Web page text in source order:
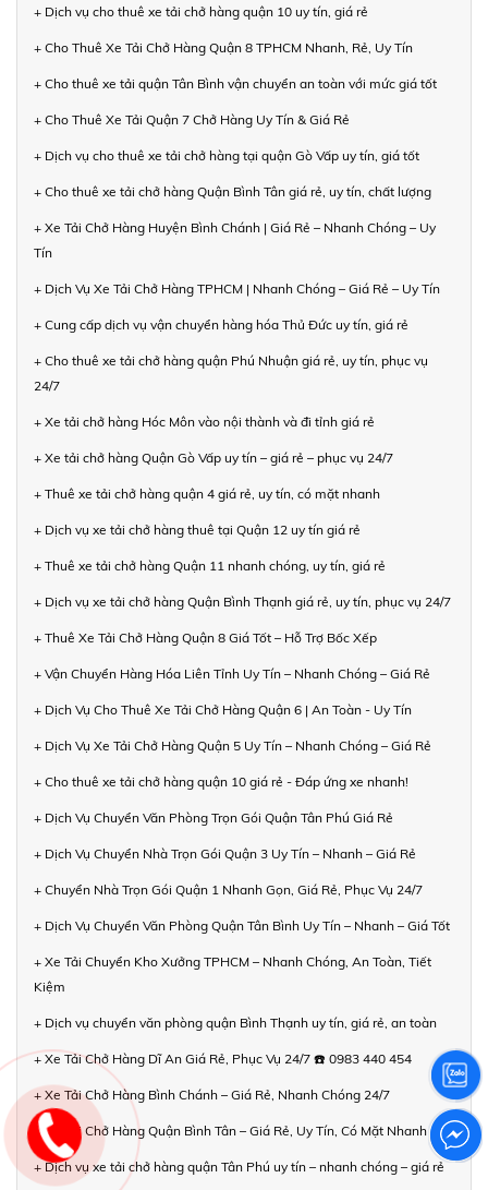
+ Dịch vụ cho thuê xe tải chở hàng quận 10 uy tín, giá rẻ
+ Cho Thuê Xe Tải Chở Hàng Quận 8 TPHCM Nhanh, Rẻ, Uy Tín
+ Cho thuê xe tải quận Tân Bình vận chuyển an toàn với mức giá tốt
+ Cho Thuê Xe Tải Quận 7 Chở Hàng Uy Tín & Giá Rẻ
+ Dịch vụ cho thuê xe tải chở hàng tại quận Gò Vấp uy tín, giá tốt
+ Cho thuê xe tải chở hàng Quận Bình Tân giá rẻ, uy tín, chất lượng
+ Xe Tải Chở Hàng Huyện Bình Chánh | Giá Rẻ – Nhanh Chóng – Uy
Tín
+ Dịch Vụ Xe Tải Chở Hàng TPHCM | Nhanh Chóng – Giá Rẻ – Uy Tín
+ Cung cấp dịch vụ vận chuyển hàng hóa Thủ Đức uy tín, giá rẻ
+ Cho thuê xe tải chở hàng quận Phú Nhuận giá rẻ, uy tín, phục vụ
24/7
+ Xe tải chở hàng Hóc Môn vào nội thành và đi tỉnh giá rẻ
+ Xe tải chở hàng Quận Gò Vấp uy tín – giá rẻ – phục vụ 24/7
+ Thuê xe tải chở hàng quận 4 giá rẻ, uy tín, có mặt nhanh
+ Dịch vụ xe tải chở hàng thuê tại Quận 12 uy tín giá rẻ
+ Thuê xe tải chở hàng Quận 11 nhanh chóng, uy tín, giá rẻ
+ Dịch vụ xe tải chở hàng Quận Bình Thạnh giá rẻ, uy tín, phục vụ 24/7
+ Thuê Xe Tải Chở Hàng Quận 8 Giá Tốt – Hỗ Trợ Bốc Xếp
+ Vận Chuyển Hàng Hóa Liên Tỉnh Uy Tín – Nhanh Chóng – Giá Rẻ
+ Dịch Vụ Cho Thuê Xe Tải Chở Hàng Quận 6 | An Toàn - Uy Tín
+ Dịch Vụ Xe Tải Chở Hàng Quận 5 Uy Tín – Nhanh Chóng – Giá Rẻ
+ Cho thuê xe tải chở hàng quận 10 giá rẻ - Đáp ứng xe nhanh!
+ Dịch Vụ Chuyển Văn Phòng Trọn Gói Quận Tân Phú Giá Rẻ
+ Dịch Vụ Chuyển Nhà Trọn Gói Quận 3 Uy Tín – Nhanh – Giá Rẻ
+ Chuyển Nhà Trọn Gói Quận 1 Nhanh Gọn, Giá Rẻ, Phục Vụ 24/7
+ Dịch Vụ Chuyển Văn Phòng Quận Tân Bình Uy Tín – Nhanh – Giá Tốt
+ Xe Tải Chuyển Kho Xưởng TPHCM – Nhanh Chóng, An Toàn, Tiết
Kiệm
+ Dịch vụ chuyển văn phòng quận Bình Thạnh uy tín, giá rẻ, an toàn
+ Xe Tải Chở Hàng Dĩ An Giá Rẻ, Phục Vụ 24/7 ☎️ 0983 440 454
+ Xe Tải Chở Hàng Bình Chánh – Giá Rẻ, Nhanh Chóng 24/7
+ Xe Tải Chở Hàng Quận Bình Tân – Giá Rẻ, Uy Tín, Có Mặt Nhanh
+ Dịch vụ xe tải chở hàng quận Tân Phú uy tín – nhanh chóng – giá rẻ